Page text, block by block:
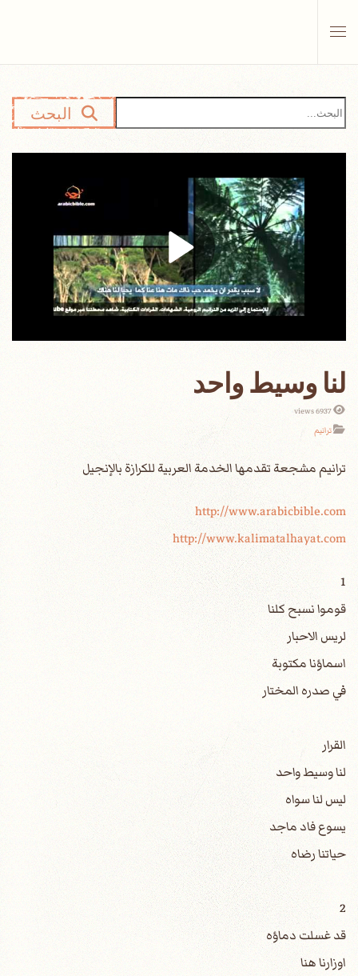
البحث
لنا وسيط واحد
6937 views
ترانيم
http://www.arabicbible.com
http://www.kalimatalhayat.com
1
قوموا نسبح كلنا
لريس الاحبار
اسماؤنا مكتوبة
في صدره المختار
القرار
لنا وسيط واحد
ليس لنا سواه
يسوع فاد ماجد
حياتنا رضاه
2
قد غسلت دماؤه
اوزارنا هنا